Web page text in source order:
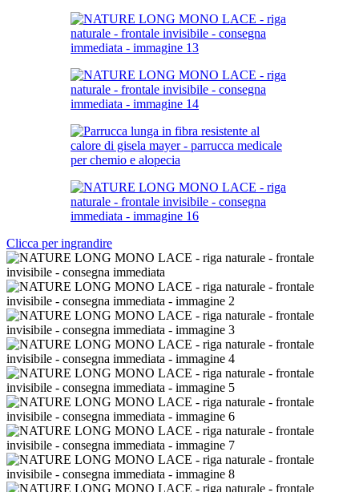
Clicca per ingrandire